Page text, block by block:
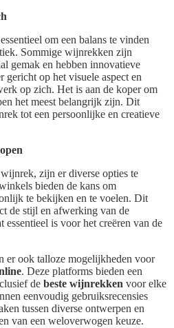
om een balans te vinden
Sommige wijnrekken zijn
gemak en hebben innovatieve
op het visuele aspect en
op zich. Het is aan de koper om
het meest belangrijk zijn. Dit
tot een persoonlijke en creatieve
zijn er diverse opties te
bieden de kans om
te bekijken en te voelen. Dit
de stijl en afwerking van de
is voor het creëren van de
er ook talloze mogelijkheden voor
. Deze platforms bieden een
de beste wijnrekken voor elke
eenvoudig gebruiksrecensies
tussen diverse ontwerpen en
van een weloverwogen keuze.